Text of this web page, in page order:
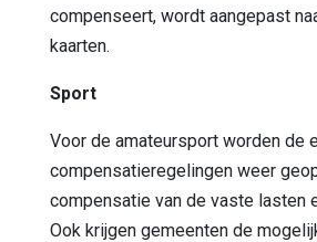
compenseert, wordt aangepast
kaarten.
Sport
Voor de amateursport worden de
compensatieregelingen weer
compensatie van de vaste lasten
Ook krijgen gemeenten de